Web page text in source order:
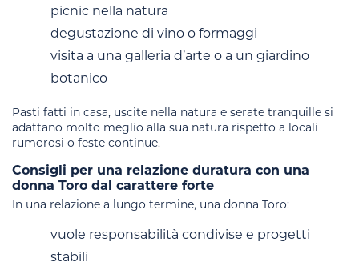
picnic nella natura
degustazione di vino o formaggi
visita a una galleria d’arte o a un giardino
botanico
Pasti fatti in casa, uscite nella natura e serate tranquille si
adattano molto meglio alla sua natura rispetto a locali
rumorosi o feste continue.
Consigli per una relazione duratura con una
donna Toro dal carattere forte
In una relazione a lungo termine, una donna Toro:
vuole responsabilità condivise e progetti
stabili